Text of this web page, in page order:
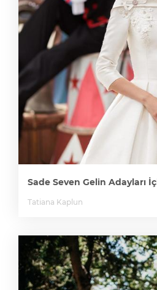
Sade Seven Gelin Adayları
Tatiana Kaplun